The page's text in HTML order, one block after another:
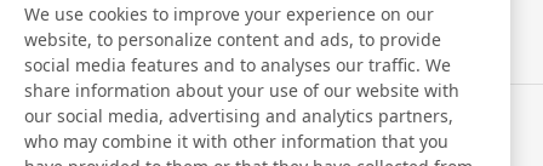
New Products/Technologies
Flex Sensing
We use cookies to improve your experience on our
website, to personalize content and ads, to provide
social media features and to analyses our traffic. We
share information about your use of our website with
our social media, advertising and analytics partners,
who may combine it with other information that you